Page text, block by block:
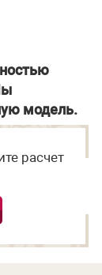
модель.
расчет